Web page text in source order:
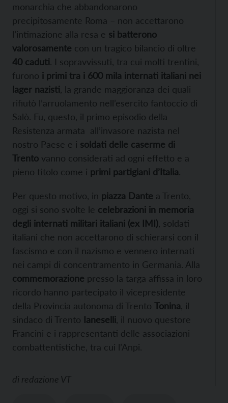
monarchia che abbandonarono
precipitosamente Roma – non accettarono
l’intimazione alla resa e si batterono
valorosamente con un tragico bilancio di oltre
40 caduti. I sopravvissuti, tra cui molti trentini,
furono i primi tra i 600 mila internati italiani nei
lager nazisti , la grande maggioranza dei quali
rifiutò l’arruolamento nell’esercito fantoccio di
Salò. Fu, questo, il primo episodio della
Resistenza armata all’invasore nazista nel
nostro Paese e i soldati delle caserme di
Trento vanno considerati ad ogni effetto e a
pieno titolo come i primi partigiani d’Italia.
Per questo motivo, in piazza Dante a Trento,
oggi si sono svolte le celebrazioni in memoria
degli internati militari italiani (ex IMI) , soldati
italiani che non accettarono di schierarsi con il
fascismo e con il nazismo e vennero internati
nei campi di concentramento in Germania. Alla
commemorazione presso la targa affissa in loro
ricordo hanno partecipato il vicepresidente
della Provincia autonoma di Trento Tonina , il
sindaco di Trento Ianeselli , il nuovo questore
Francini e i rappresentanti delle associazioni
combattentistiche, tra cui l’Anpi.
di redazione VT